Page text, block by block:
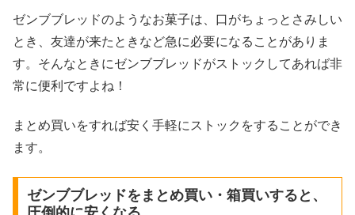
ゼンブブレッドのようなお菓子は、口がちょっとさみしい
とき、友達が来たときなど急に必要になることがありま
す。そんなときにゼンブブレッドがストックしてあれば非
常に便利ですよね！
まとめ買いをすれば安く手軽にストックをすることができ
ます。
ゼンブブレッドをまとめ買い・箱買いすると、